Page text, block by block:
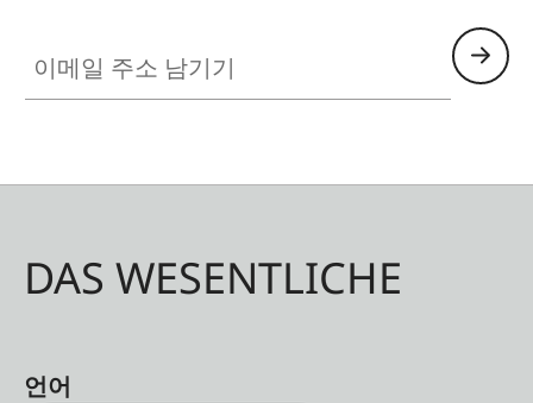
DAS WESENTLICHE
언어